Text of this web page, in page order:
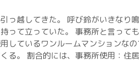
っ越してきた。 呼び鈴がいきなり
って立っていた。 事務所と言って
しているワンルームマンションな
る。 割合的には、事務所使用：住